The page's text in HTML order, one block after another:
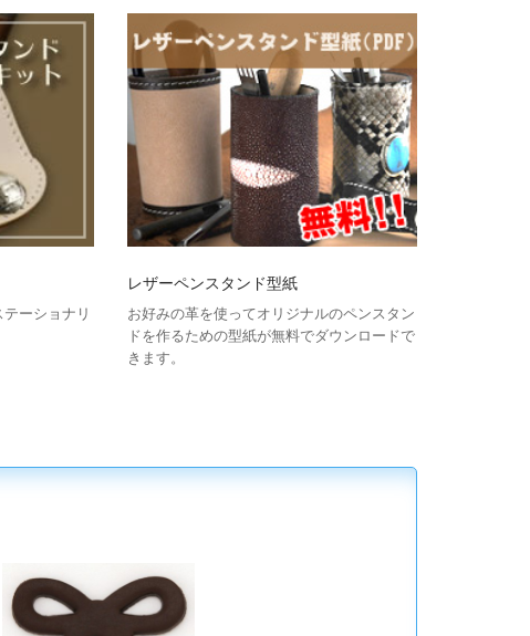
ーショナリ
レザーペンスタンド型紙
お好みの革を使ってオリジナルのペンスタン
ドを作るための型紙が無料でダウンロードで
きます。